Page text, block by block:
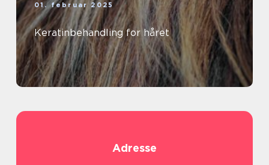
01. februar 2025
Keratinbehandling for håret
Adresse